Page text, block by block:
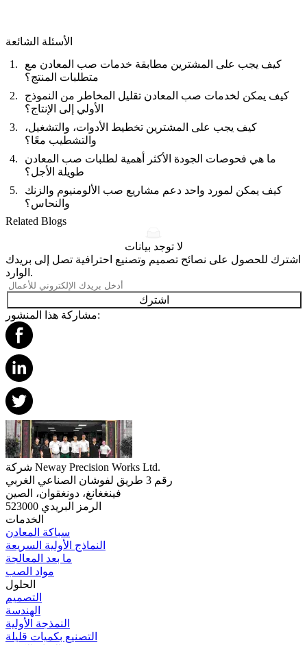
الأسئلة الشائعة
كيف يجب على المشترين مطابقة خدمات صب المعادن مع
متطلبات المنتج؟
كيف يمكن لخدمات صب المعادن تقليل المخاطر من النموذج
الأولي إلى الإنتاج؟
كيف يجب على المشترين تخطيط الأدوات، والتشغيل،
والتشطيب معًا؟
ما هي فحوصات الجودة الأكثر أهمية لطلبات صب المعادن
طويلة الأجل؟
كيف يمكن لمورد واحد دعم مشاريع صب الألومنيوم والزنك
والنحاس؟
Related Blogs
لا توجد بيانات
اشترك للحصول على نصائح تصميم وتصنيع احترافية تصل إلى بريدك
الوارد.
اشترك
مشاركة هذا المنشور:
شركة Neway Precision Works Ltd.
رقم 3 طريق لفوشان الصناعي الغربي
فينغغانغ، دونغقوان، الصين
الرمز البريدي 523000
الخدمات
سباكة المعادن
النماذج الأولية السريعة
ما بعد المعالجة
مواد الصب
الحلول
التصميم
الهندسة
النمذجة الأولية
التصنيع بكميات قليلة